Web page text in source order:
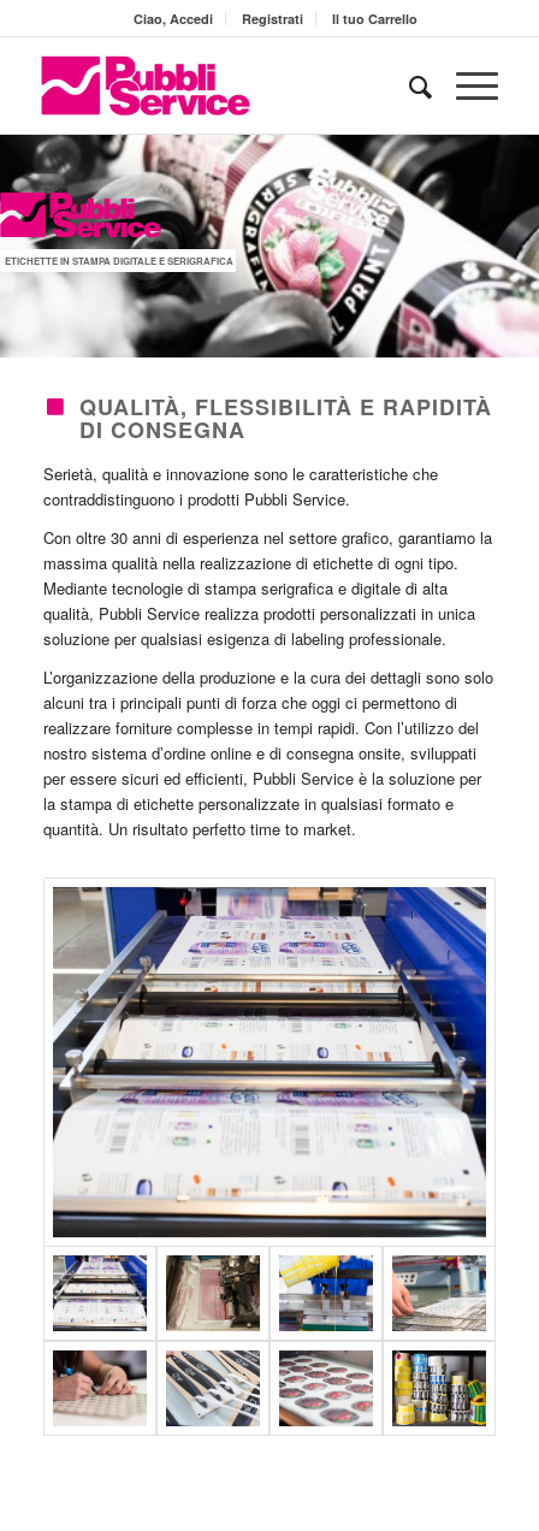
Ciao, Accedi Registrati Il tuo Carrello
ETICHETTE IN STAMPA DIGITALE E SERIGRAFICA
QUALITÀ, FLESSIBILITÀ E RAPIDITÀ
DI CONSEGNA
Serietà, qualità e innovazione sono le caratteristiche che
contraddistinguono i prodotti Pubbli Service.
Con oltre 30 anni di esperienza nel settore grafico, garantiamo la
massima qualità nella realizzazione di etichette di ogni tipo.
Mediante tecnologie di stampa serigrafica e digitale di alta
qualità, Pubbli Service realizza prodotti personalizzati in unica
soluzione per qualsiasi esigenza di labeling professionale.
L’organizzazione della produzione e la cura dei dettagli sono solo
alcuni tra i principali punti di forza che oggi ci permettono di
realizzare forniture complesse in tempi rapidi. Con l’utilizzo del
nostro sistema d’ordine online e di consegna onsite, sviluppati
per essere sicuri ed efficienti, Pubbli Service è la soluzione per
la stampa di etichette personalizzate in qualsiasi formato e
quantità. Un risultato perfetto time to market.